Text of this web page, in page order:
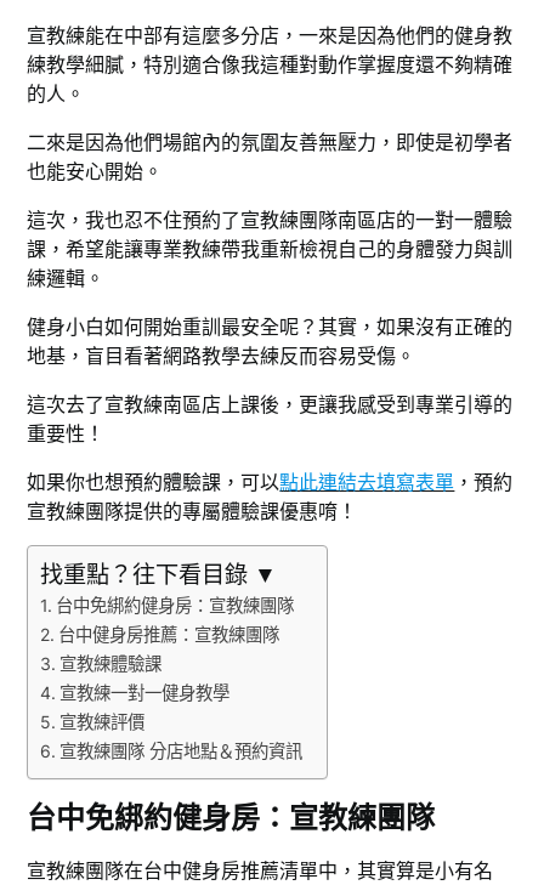
宣教練能在中部有這麼多分店，一來是因為他們的健身教
練教學細膩，特別適合像我這種對動作掌握度還不夠精確
的人。
二來是因為他們場館內的氛圍友善無壓力，即使是初學者
也能安心開始。
這次，我也忍不住預約了宣教練團隊南區店的一對一體驗
課，希望能讓專業教練帶我重新檢視自己的身體發力與訓
練邏輯。
健身小白如何開始重訓最安全呢？其實，如果沒有正確的
地基，盲目看著網路教學去練反而容易受傷。
這次去了宣教練南區店上課後，更讓我感受到專業引導的
重要性！
如果你也想預約體驗課，可以點此連結去填寫表單 ，預約
宣教練團隊提供的專屬體驗課優惠唷！
找重點？往下看目錄 ▼
台中免綁約健身房：宣教練團隊
台中健身房推薦：宣教練團隊
宣教練體驗課
宣教練一對一健身教學
宣教練評價
宣教練團隊 分店地點＆預約資訊
台中免綁約健身房：宣教練團隊
宣教練團隊在台中健身房推薦清單中，其實算是小有名